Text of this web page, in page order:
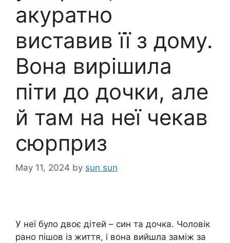
акуратно
виставив її з дому.
Вона вирішила
піти до дочки, але
й там на неї чекав
сюрприз
May 11, 2024 by sun sun
У неї було двоє дітей – син та дочка. Чоловік
рано пішов із життя, і вона вийшла заміж за